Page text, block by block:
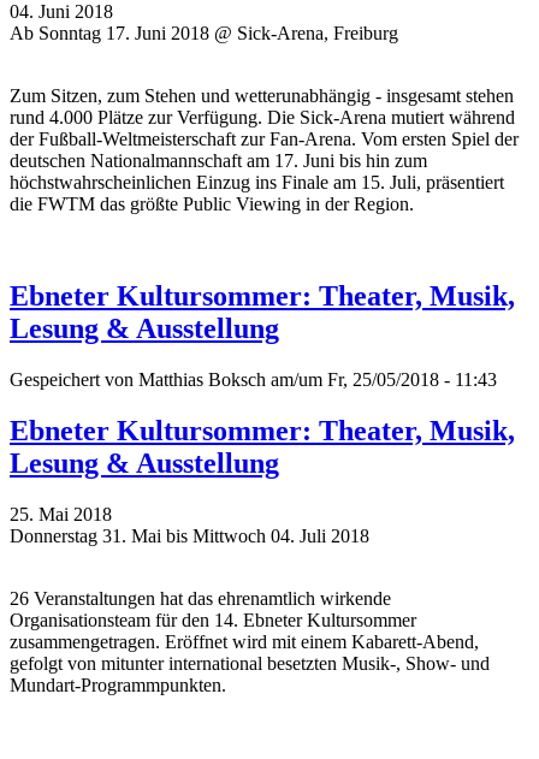
04. Juni 2018
Ab Sonntag 17. Juni 2018 @ Sick-Arena, Freiburg
Zum Sitzen, zum Stehen und wetterunabhängig - insgesamt stehen
rund 4.000 Plätze zur Verfügung. Die Sick-Arena mutiert während
der Fußball-Weltmeisterschaft zur Fan-Arena. Vom ersten Spiel der
deutschen Nationalmannschaft am 17. Juni bis hin zum
höchstwahrscheinlichen Einzug ins Finale am 15. Juli, präsentiert
die FWTM das größte Public Viewing in der Region.
Ebneter Kultursommer: Theater, Musik,
Lesung & Ausstellung
Gespeichert von Matthias Boksch am/um Fr, 25/05/2018 - 11:43
Ebneter Kultursommer: Theater, Musik,
Lesung & Ausstellung
25. Mai 2018
Donnerstag 31. Mai bis Mittwoch 04. Juli 2018
26 Veranstaltungen hat das ehrenamtlich wirkende
Organisationsteam für den 14. Ebneter Kultursommer
zusammengetragen. Eröffnet wird mit einem Kabarett-Abend,
gefolgt von mitunter international besetzten Musik-, Show- und
Mundart-Programmpunkten.